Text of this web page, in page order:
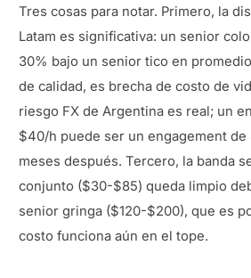
Tres cosas para notar. Primero, la
Latam es significativa: un senior
30% bajo un senior tico en
de calidad, es brecha de costo de
riesgo FX de Argentina es real; un
$40/h puede ser un engagement
meses después. Tercero, la banda
conjunto ($30-$85) queda limpio
senior gringa ($120-$200), que es
costo funciona aún en el tope.